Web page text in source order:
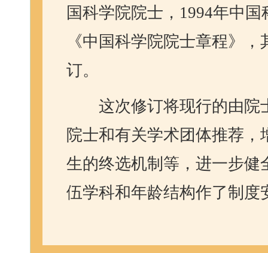
国科学院院士， 1994年中国
《中国科学院院士章程》，
订。
这次修订将现行的由院
院士和有关学术团体推荐
生的终选机制等，进一步
伍学科和年龄结构作了制度